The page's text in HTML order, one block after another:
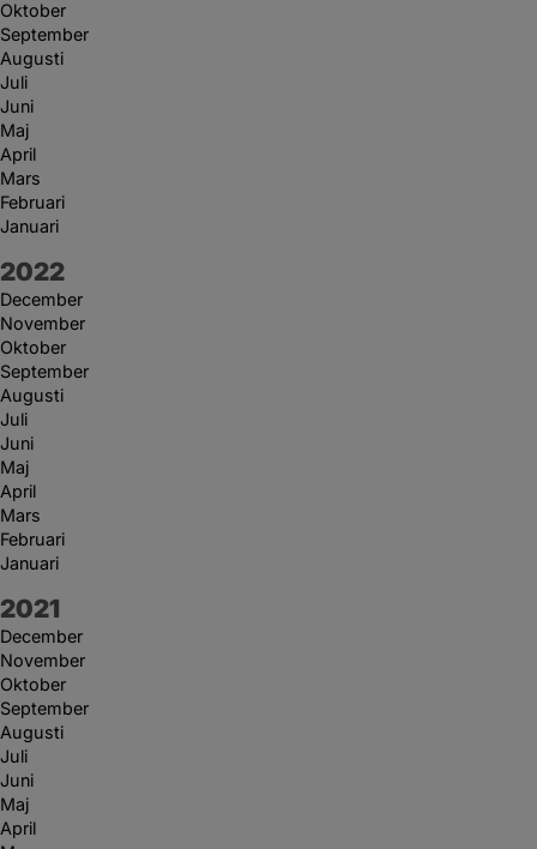
Oktober
September
Augusti
Juli
Juni
Maj
April
Mars
Februari
Januari
År:
2022
December
November
Oktober
September
Augusti
Juli
Juni
Maj
April
Mars
Februari
Januari
År:
2021
December
November
Oktober
September
Augusti
Juli
Juni
Maj
April